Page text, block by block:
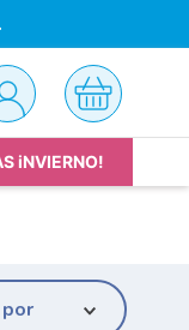
iNVIERNO!